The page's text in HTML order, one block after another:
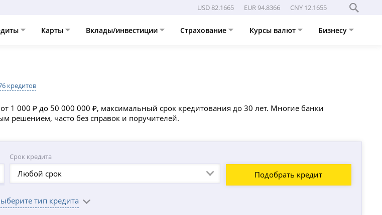
USD 82.1665 EUR 94.8366 CNY 12.1655
Карты Вклады/инвестиции Страхование Курсы валют Бизнесу
кредитов
1 000 ₽ до 50 000 000 ₽, максимальный срок кредитования до 30 лет. Многие банки
решением, часто без справок и поручителей.
Срок кредита
Любой срок Подобрать кредит
тип кредита